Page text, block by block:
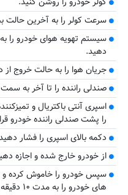
سرعت کولر را به آخرین حالت
سیستم تهویه هوای خودرو را
دهید.
جریان هوا را به حالت خروج از
صندلی راننده را تا آخر به
اسپری آنتی باکتریال و
را پشت صندلی راننده خودرو
دکمه بالای اسپری را فشار
از خودرو خارج شده و اجازه دهید کولر
سپس خودرو را خاموش کرده
های خودرو را به مدت ۱۰ دقیقه را باز کنید.